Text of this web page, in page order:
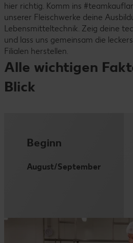
hier richtig. Komm ins
unserer Fleischwerke deine
Lebensmitteltechnik. Zeig deine
und lass uns gemeinsam die
Filialen herstellen.
Alle wichtigen
Blick
Beginn
August/September